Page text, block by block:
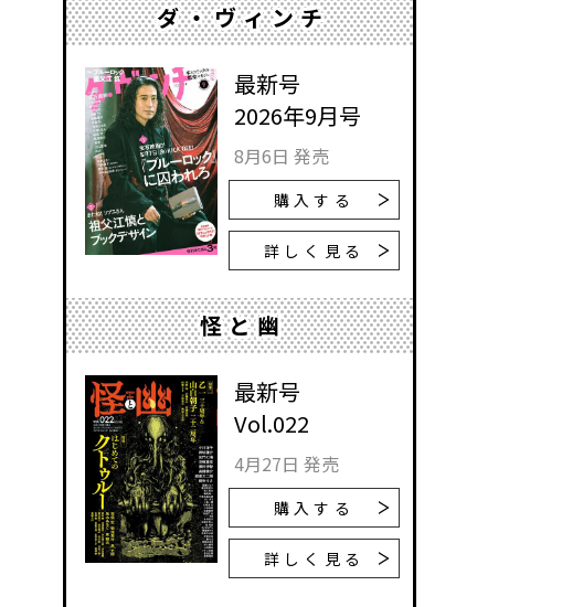
ダ・ヴィンチ
最新号
2026年9月号
8月6日 発売
購入する
詳しく見る
怪と幽
最新号
Vol.022
4月27日 発売
購入する
詳しく見る